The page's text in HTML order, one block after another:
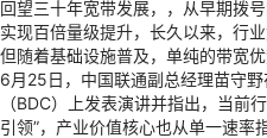
回望三十年宽带发展，，从早期拨
实现百倍量级提升，长久以来，行
但随着基础设施普及，单纯的带宽
6月25日，中国联通副总经理苗守
（BDC）上发表演讲并指出，当前
引领”，产业价值核心也从单一速率